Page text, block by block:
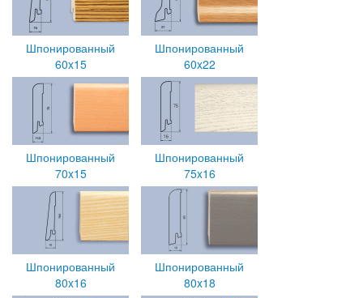
Шпонированный
60x15
Шпонированный
60x22
Шпонированный
70x15
Шпонированный
75x16
Шпонированный
80x16
Шпонированный
80x18